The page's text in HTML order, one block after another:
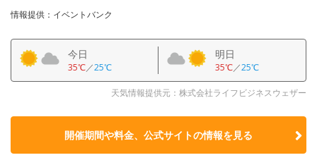
情報提供：イベントバンク
今日
35℃／25℃
明日
35℃／25℃
天気情報提供元：株式会社ライフビジネスウェザー
開催期間や料金、公式サイトの情報を見る